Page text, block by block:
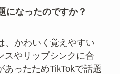
になったのですか？
、かわいく覚えやすい
スやリップシンクに合
あったためTikTokで話題